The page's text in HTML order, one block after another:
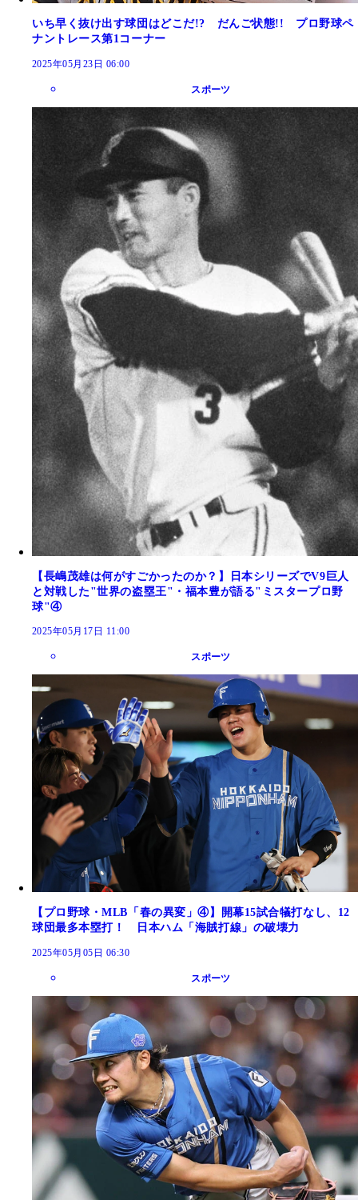
いち早く抜け出す球団はどこだ!? だんご状態!! プロ野球ペ
ナントレース第1コーナー
2025年05月23日 06:00
スポーツ
【長嶋茂雄は何がすごかったのか？】日本シリーズでV9巨人
と対戦した"世界の盗塁王"・福本豊が語る"ミスタープロ野
球"④
2025年05月17日 11:00
スポーツ
【プロ野球・MLB「春の異変」④】開幕15試合犠打なし、12
球団最多本塁打！ 日本ハム「海賊打線」の破壊力
2025年05月05日 06:30
スポーツ